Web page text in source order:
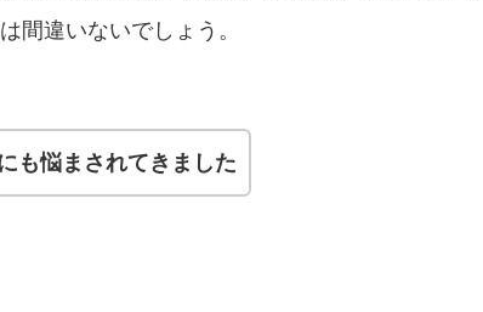
間違いないでしょう。
も悩まされてきました